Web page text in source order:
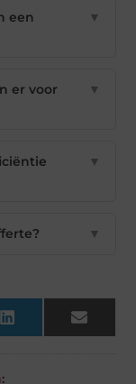
een
▼
er voor
▼
▼
▼
LinkedIn Email